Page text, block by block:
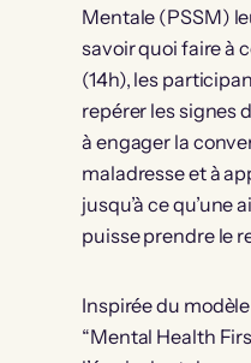
Mentale (PSSM)
savoir quoi faire à
(14h), les
repérer les signes
à engager la
maladresse et à
jusqu’à ce qu’une
puisse prendre le
Inspirée du
“Mental Health